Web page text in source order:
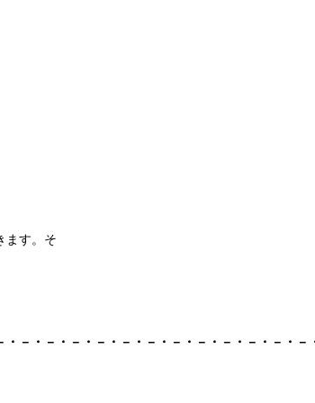
す。 そ
－・－・－・－・－・－・－・－・－・－・－・－